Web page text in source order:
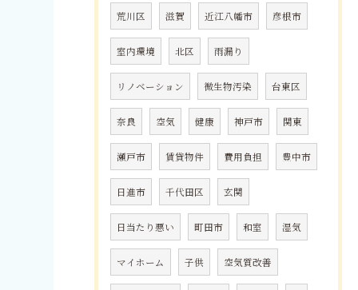
荒川区 滋賀 近江八幡市 彦根市
室内環境 北区 雨漏り
リノベーション 微生物汚染 台東区
奈良 空気 健康 神戸市 関東
瀬戸市 賃貸物件 費用負担 豊中市
日進市 千代田区 玄関
日当たり悪い 町田市 和室 湿気
マイホーム 子供 空気質改善